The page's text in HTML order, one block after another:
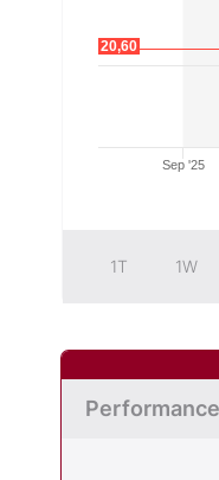
Sep '25
20,60
1T 1W
Performance